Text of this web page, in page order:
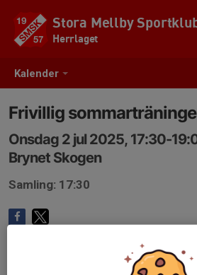
Kalender
Stora Mellby
Herrlaget
Frivillig
Onsdag 2 jul 2025, 17:30-
Brynet Skogen
Samling: 17:30